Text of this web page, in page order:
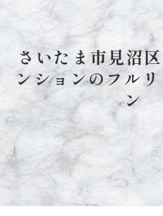
さいたま市見沼
ンションのフル
ン